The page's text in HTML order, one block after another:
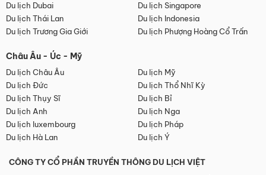
Du lịch Dubai
Du lịch Singapore
Du lịch Thái Lan
Du lịch Indonesia
Du lịch Trương Gia Giới
Du lịch Phượng Hoàng Cổ Trấn
Châu Âu - Úc - Mỹ
Du lịch Châu Âu
Du lịch Mỹ
Du lịch Đức
Du lịch Thổ Nhĩ Kỳ
Du lịch Thụy Sĩ
Du lịch Bỉ
Du lịch Anh
Du lịch Nga
Du lịch luxembourg
Du lịch Pháp
Du lịch Hà Lan
Du lịch Ý
CÔNG TY CỔ PHẦN TRUYỀN THÔNG DU LỊCH VIỆT